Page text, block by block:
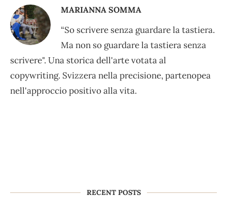
MARIANNA SOMMA
“So scrivere senza guardare la tastiera.
Ma non so guardare la tastiera senza
scrivere". Una storica dell'arte votata al
copywriting. Svizzera nella precisione, partenopea
nell'approccio positivo alla vita.
RECENT POSTS